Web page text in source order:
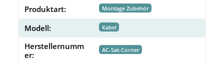
Produktart: Montage Zubehör
Modell: Kabel
Herstellernumm
er:
AC-Sat-Corner